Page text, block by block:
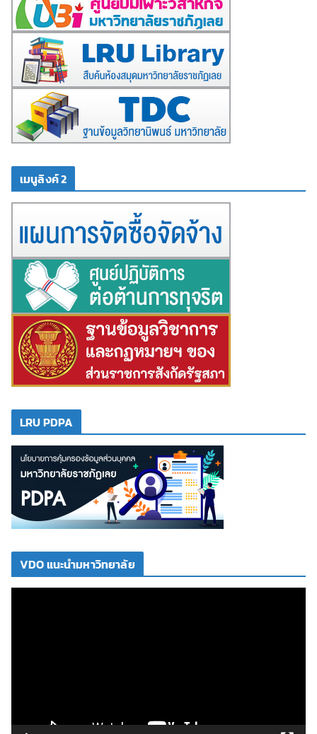
เมนูลิงค์ 2
LRU PDPA
VDO แนะนำมหาวิทยาลัย